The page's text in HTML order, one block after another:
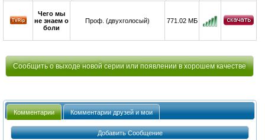
Чего мы
не знаем о
боли
Проф. (двухголосый) 771.02 МБ
Сообщить о выходе новой серии или появлении в хорошем качестве
Комментарии Комментарии друзей и мои
Добавить Сообщение